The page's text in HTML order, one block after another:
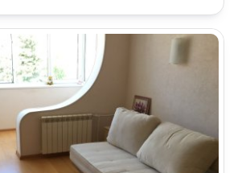
Войти
Войти с помощью